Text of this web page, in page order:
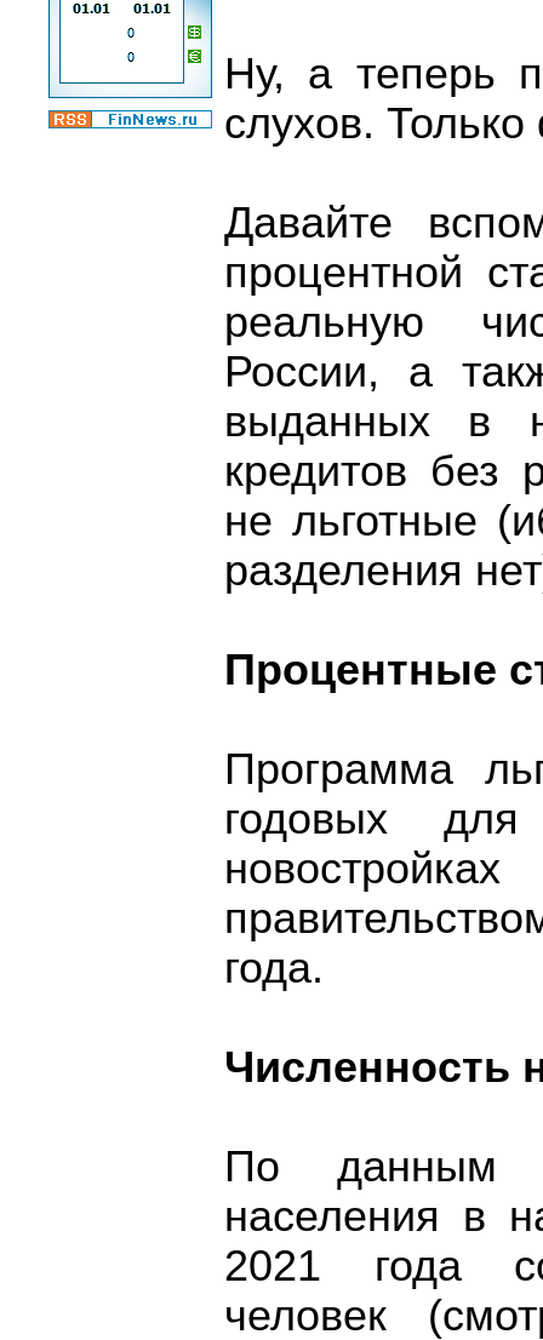
Ну, а теперь
слухов.
Давайте
процентной
реальную
России, а
выданных в
кредитов без
не льготные
разделения
Процентные
Программа
годовых
года.
Численность
По данным
населения в
2021 года
человек